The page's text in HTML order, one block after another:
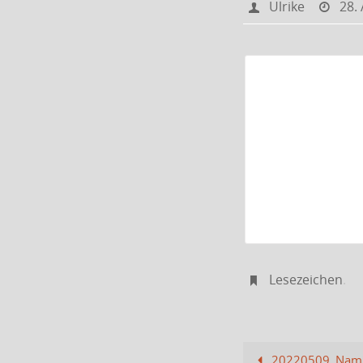
Ulrike 28.
Lesezeichen.